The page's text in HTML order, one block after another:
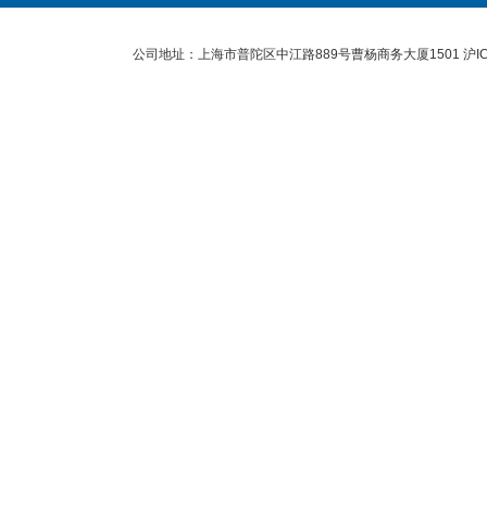
公司地址：上海市普陀区中江路889号曹杨商务大厦1501 沪